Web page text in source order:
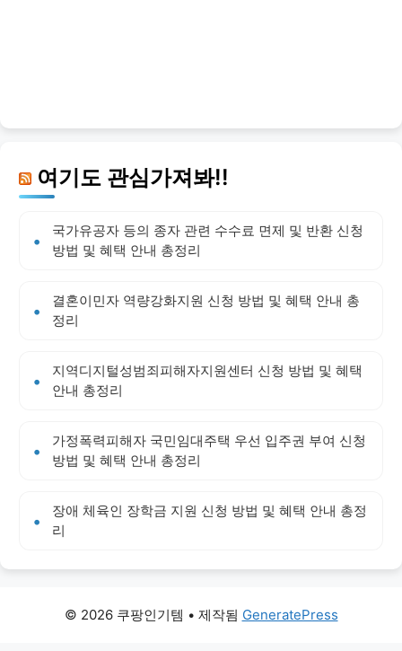
여기도 관심가져봐!!
국가유공자 등의 종자 관련 수수료 면제 및 반환 신청
방법 및 혜택 안내 총정리
결혼이민자 역량강화지원 신청 방법 및 혜택 안내 총
정리
지역디지털성범죄피해자지원센터 신청 방법 및 혜택
안내 총정리
가정폭력피해자 국민임대주택 우선 입주권 부여 신청
방법 및 혜택 안내 총정리
장애 체육인 장학금 지원 신청 방법 및 혜택 안내 총정
리
© 2026 쿠팡인기템 • 제작됨 GeneratePress